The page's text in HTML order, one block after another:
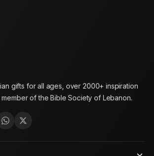
gifts for all ages, over 2000+ inspiration
of the Bible Society of Lebanon.